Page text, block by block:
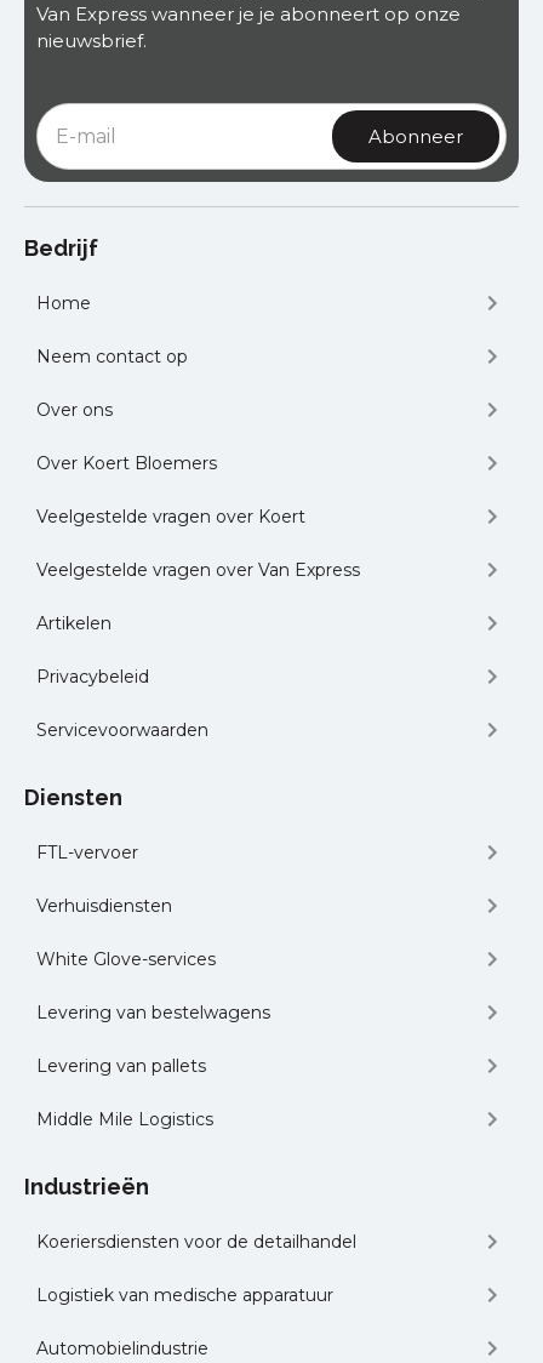
Van Express wanneer je je abonneert op onze
nieuwsbrief.
Bedrijf
Home
Neem contact op
Over ons
Over Koert Bloemers
Veelgestelde vragen over Koert
Veelgestelde vragen over Van Express
Artikelen
Privacybeleid
Servicevoorwaarden
Diensten
FTL-vervoer
Verhuisdiensten
White Glove-services
Levering van bestelwagens
Levering van pallets
Middle Mile Logistics
Industrieën
Koeriersdiensten voor de detailhandel
Logistiek van medische apparatuur
Automobielindustrie